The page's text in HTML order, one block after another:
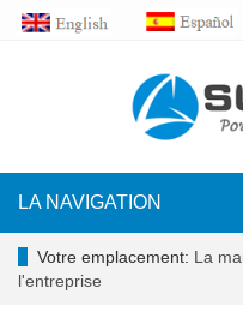
LA NAVIGATION
Votre emplacement: La
l'entreprise